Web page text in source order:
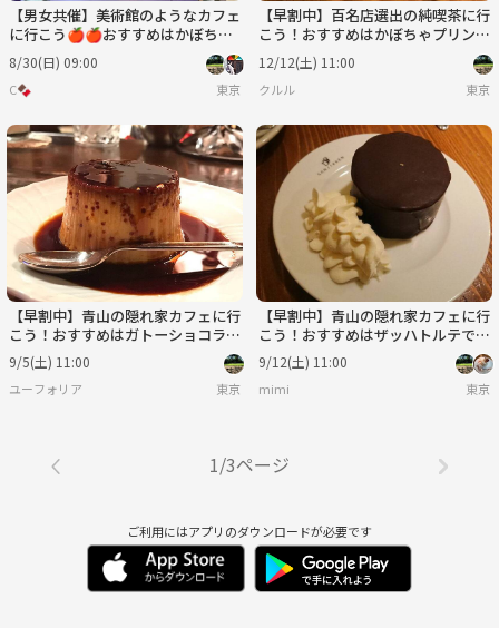
【男女共催】美術館のようなカフェ
に行こう🍎🍎おすすめはかぼちゃ
パウンドケーキ🐽🐽
8/30(日) 09:00
C🍫 東京
【早割中】百名店選出の純喫茶に行
こう！おすすめはかぼちゃプリン
🐽🐽🐽
12/12(土) 11:00
クルル 東京
【早割中】青山の隠れ家カフェに行
こう！おすすめはガトーショコラで
す🐽🐽
9/5(土) 11:00
ユーフォリア 東京
【早割中】青山の隠れ家カフェに行
こう！おすすめはザッハトルテです
🎀🎀
9/12(土) 11:00
mimi 東京
1/3ページ
ご利用にはアプリのダウンロードが必要です